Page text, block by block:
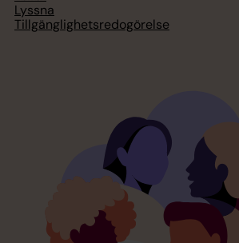
Lyssna
Tillgänglighetsredogörelse